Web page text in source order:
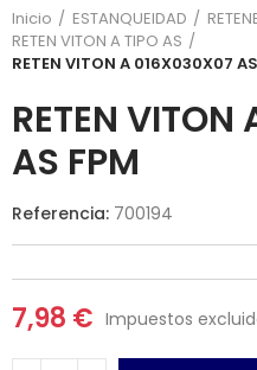
Inicio ESTANQUEIDAD
RETEN VITON A TIPO AS
RETEN VITON A 016X030X07
RETEN
AS FPM
Referencia: 700194
7,98 € Impuestos